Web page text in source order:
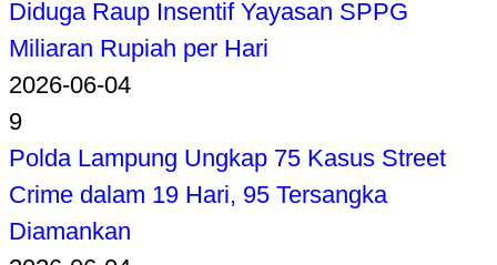
Diduga Raup Insentif Yayasan SPPG
Miliaran Rupiah per Hari
2026-06-04
9
Polda Lampung Ungkap 75 Kasus Street
Crime dalam 19 Hari, 95 Tersangka
Diamankan